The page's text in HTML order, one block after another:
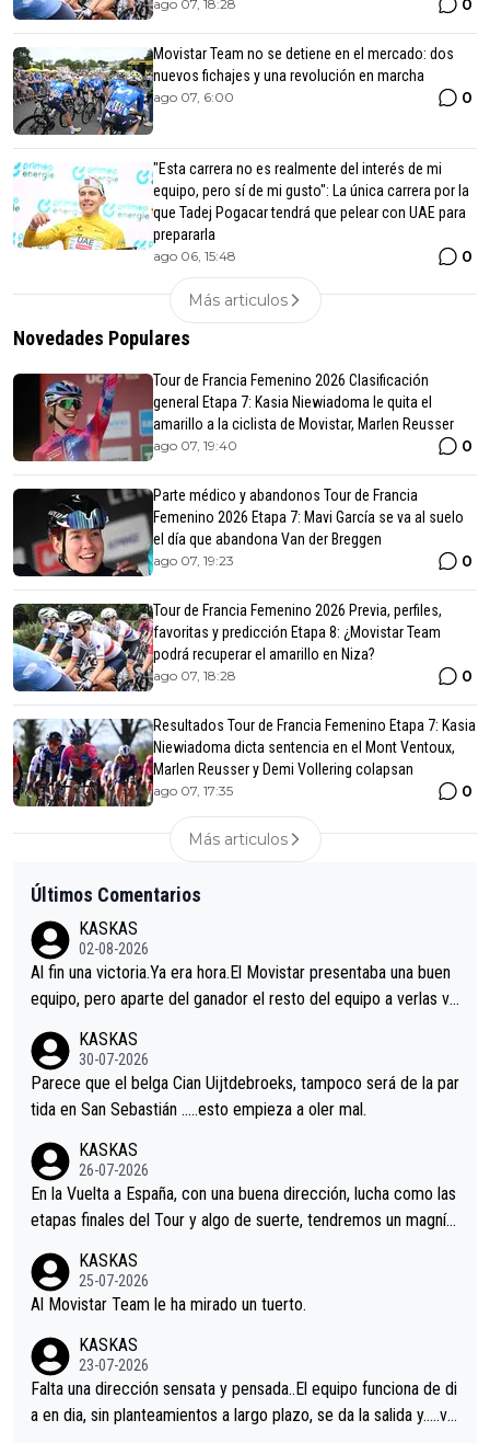
ago 07, 18:28 0
Movistar Team no se detiene en el mercado: dos
nuevos fichajes y una revolución en marcha
ago 07, 6:00 0
"Esta carrera no es realmente del interés de mi
equipo, pero sí de mi gusto": La única carrera por la
que Tadej Pogacar tendrá que pelear con UAE para
prepararla
ago 06, 15:48 0
Más articulos
Novedades Populares
Tour de Francia Femenino 2026 Clasificación
general Etapa 7: Kasia Niewiadoma le quita el
amarillo a la ciclista de Movistar, Marlen Reusser
ago 07, 19:40 0
Parte médico y abandonos Tour de Francia
Femenino 2026 Etapa 7: Mavi García se va al suelo
el día que abandona Van der Breggen
ago 07, 19:23 0
Tour de Francia Femenino 2026 Previa, perfiles,
favoritas y predicción Etapa 8: ¿Movistar Team
podrá recuperar el amarillo en Niza?
ago 07, 18:28 0
Resultados Tour de Francia Femenino Etapa 7: Kasia
Niewiadoma dicta sentencia en el Mont Ventoux,
Marlen Reusser y Demi Vollering colapsan
ago 07, 17:35 0
Más articulos
Últimos Comentarios
KASKAS
02-08-2026
Al fin una victoria.Ya era hora.El Movistar presentaba una buen
equipo, pero aparte del ganador el resto del equipo a verlas ve
s.La única buena noticia es la mejoría de Enric Más en San Seb
astian.Si en la Vuelta a Burgos sigue la mejoría, podríamos ten
er alguna sorpresa en la Vuelta.Ojalá.
KASKAS
30-07-2026
Parece que el belga Cian Uijtdebroeks, tampoco será de la par
tida en San Sebastián …..esto empieza a oler mal.
KASKAS
26-07-2026
En la Vuelta a España, con una buena dirección, lucha como las
etapas finales del Tour y algo de suerte, tendremos un magnífi
KASKAS
25-07-2026
Al Movistar Team le ha mirado un tuerto.
KASKAS
23-07-2026
Falta una dirección sensata y pensada..El equipo funciona de di
a en dia, sin planteamientos a largo plazo, se da la salida y…..ve